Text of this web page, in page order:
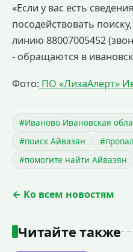
«Если у вас есть
посодействовать
линию 88007005452
- обращаются в
Фото: ПО «ЛизаАлерт»
#Иваново Ивановская
#поиск Айвазян
#помогите найти Айвазян
← Ко всем новостям
Читайте также